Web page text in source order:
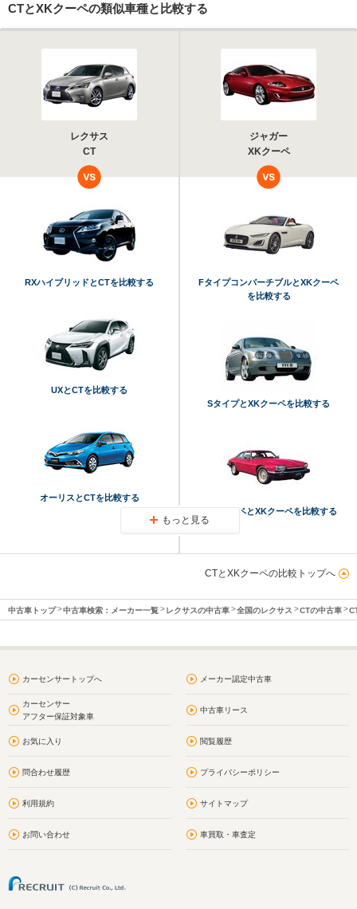
CTとXKクーペの類似車種と比較する
レクサス
CT
ジャガー
XKクーペ
RXハイブリッドとCTを比較する
UXとCTを比較する
オーリスとCTを比較する
FタイプコンバーチブルとXKクーペ
を比較する
SタイプとXKクーペを比較する
XJ-SクーペとXKクーペを比較する
もっと見る
CTとXKクーペの比較トップへ
中古車トップ 中古車検索：メーカー一覧 レクサスの中古車 全国のレクサス CTの中古車
カーセンサートップへ メーカー認定中古車
カーセンサー
アフター保証対象車
中古車リース
お気に入り 閲覧履歴
問合わせ履歴 プライバシーポリシー
利用規約 サイトマップ
お問い合わせ 車買取・車査定